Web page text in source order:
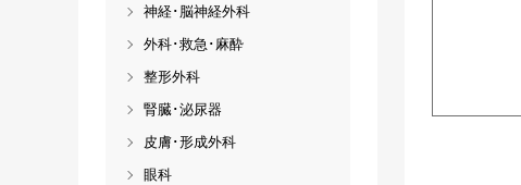
神経･脳神経外科
外科･救急･麻酔
整形外科
腎臓･泌尿器
皮膚･形成外科
眼科